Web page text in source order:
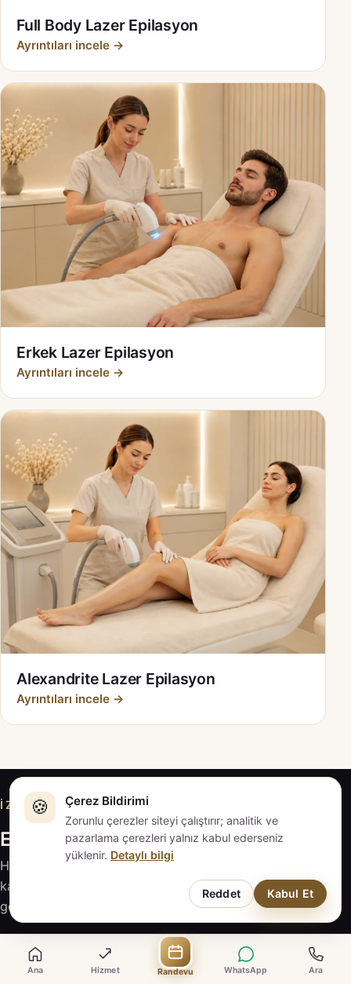
Full Body Lazer Epilasyon
Ayrıntıları incele →
Erkek Lazer Epilasyon
Ayrıntıları incele →
Alexandrite Lazer Epilasyon
Ayrıntıları incele →
İZMIT · KOCAELI
EVAPLUS İZMİT ile iletişime geçin
Hizmeti inceleyin, sorularınızı hazırlayın; güncel
kapsam ve fiyat için EVAPLUS İZMİT ile doğrudan
görüşün.
Randevu Talebi
Ana Hizmet Randevu WhatsApp Ara
🍪 Çerez Bildirimi
Zorunlu çerezler siteyi çalıştırır; analitik ve
pazarlama çerezleri yalnız kabul ederseniz
yüklenir. Detaylı bilgi
Reddet Kabul Et